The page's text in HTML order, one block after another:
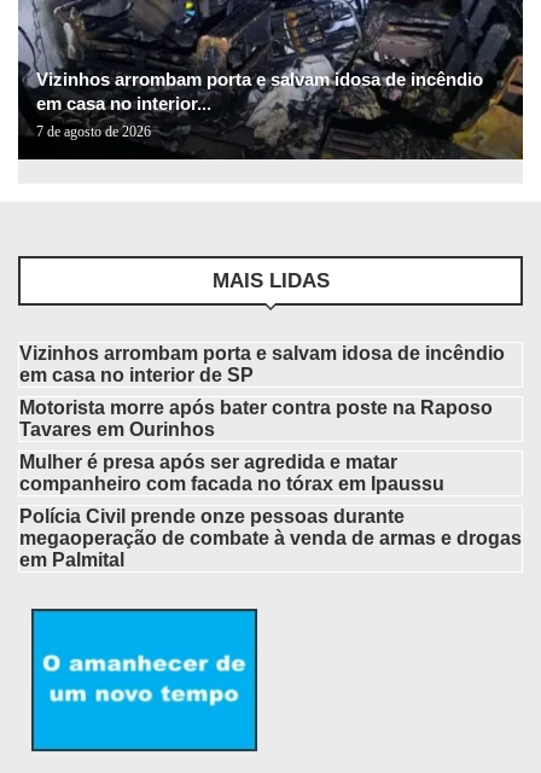
Vizinhos arrombam porta e salvam idosa de incêndio
em casa no interior...
7 de agosto de 2026
MAIS LIDAS
Vizinhos arrombam porta e salvam idosa de incêndio
em casa no interior de SP
Motorista morre após bater contra poste na Raposo
Tavares em Ourinhos
Mulher é presa após ser agredida e matar
companheiro com facada no tórax em Ipaussu
Polícia Civil prende onze pessoas durante
megaoperação de combate à venda de armas e drogas
em Palmital